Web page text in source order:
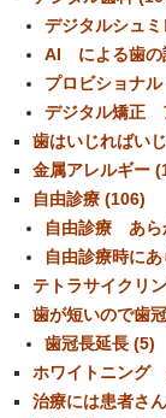
デジタルシュ
AI による歯の
プロビショナ
デジタル矯正
歯はいじればい
金属アレルギー
自由診療 (106)
自由診療 あら
自由診療時に
テトラサイクリ
歯が短いので歯
歯冠長延長 (5)
ホワイトニング
治療には患者さ